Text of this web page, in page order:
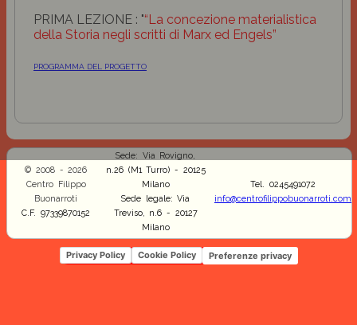
PRIMA LEZIONE : "“La concezione materialistica
della Storia negli scritti di Marx ed Engels”
PROGRAMMA DEL PROGETTO
© 2008 - 2026
Centro Filippo
Buonarroti
C.F. 97339870152
Sede: Via Rovigno,
n.26 (M1 Turro) - 20125
Milano
Sede legale: Via
Treviso, n.6 - 20127
Milano
Tel. 0245491072
info@centrofilippobuonarroti.com
Privacy Policy Cookie Policy Preferenze privacy